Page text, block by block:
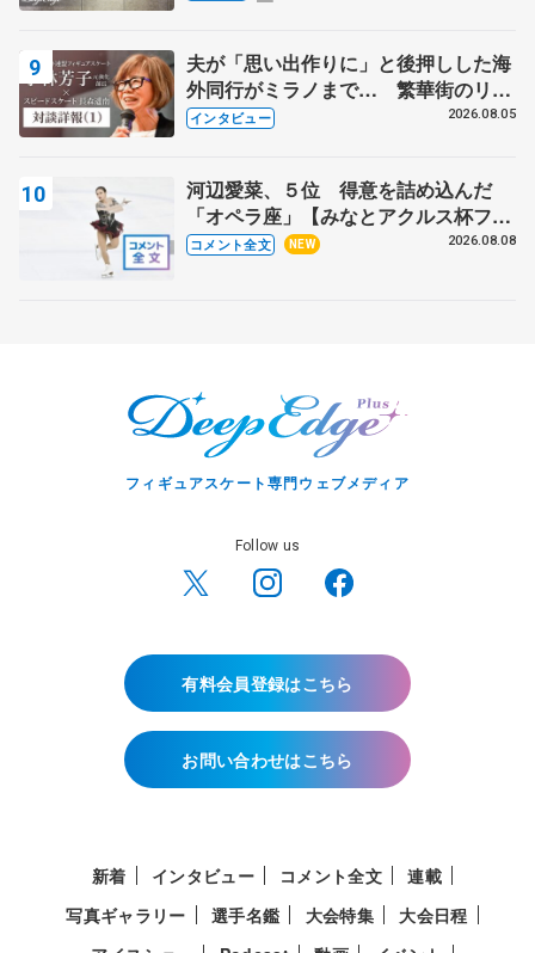
夫が「思い出作りに」と後押しした海
外同行がミラノまで… 繁華街のリン
クでは不良のお兄さんも味方に 小林
インタビュー 2026.08.05
河辺愛菜、５位 得意を詰め込んだ
「オペラ座」【みなとアクルス杯フリ
ー】
コメント全文 NEW 2026.08.08
フィギュアスケート専門ウェブメディア
Follow us
有料会員登録はこちら
お問い合わせはこちら
新着 インタビュー コメント全文
連載
写真ギャラリー
選手名鑑 大会特集
大会日程